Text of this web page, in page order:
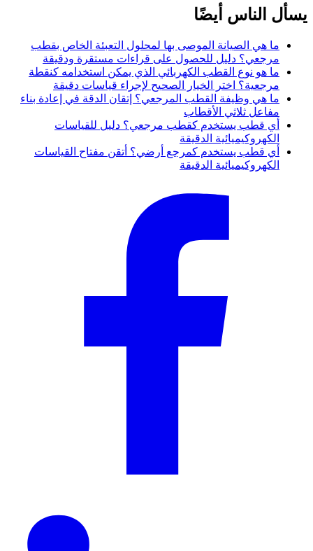
يسأل الناس أيضًا
ما هي الصيانة الموصى بها لمحلول التعبئة الخاص بقطب
مرجعي؟ دليل للحصول على قراءات مستقرة ودقيقة
ما هو نوع القطب الكهربائي الذي يمكن استخدامه كنقطة
مرجعية؟ اختر الخيار الصحيح لإجراء قياسات دقيقة
ما هي وظيفة القطب المرجعي؟ إتقان الدقة في إعادة بناء
مفاعل ثلاثي الأقطاب
أي قطب يستخدم كقطب مرجعي؟ دليل للقياسات
الكهروكيميائية الدقيقة
أي قطب يستخدم كمرجع أرضي؟ أتقن مفتاح القياسات
الكهروكيميائية الدقيقة